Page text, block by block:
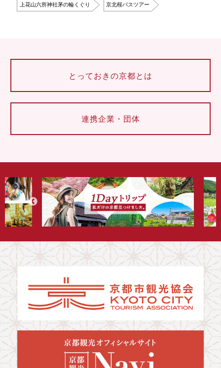
上花山六所神社茅の輪くぐり 京北桜バスツアー
とっておきの京都とは
連携企業・団体